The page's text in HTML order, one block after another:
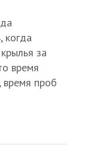
когда
за
время
время проб